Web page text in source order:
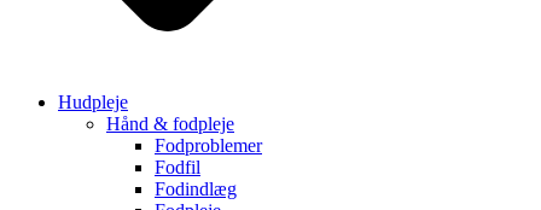
Hudpleje
Hånd & fodpleje
Fodproblemer
Fodfil
Fodindlæg